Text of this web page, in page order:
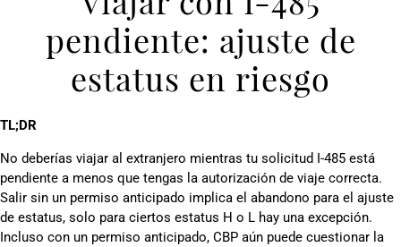
pendiente: ajuste de
estatus en riesgo
TL;DR
No deberías viajar al extranjero mientras tu solicitud I-485 está
pendiente a menos que tengas la autorización de viaje correcta.
Salir sin un permiso anticipado implica el abandono para el ajuste
de estatus, solo para ciertos estatus H o L hay una excepción.
Incluso con un permiso anticipado, CBP aún puede cuestionar la